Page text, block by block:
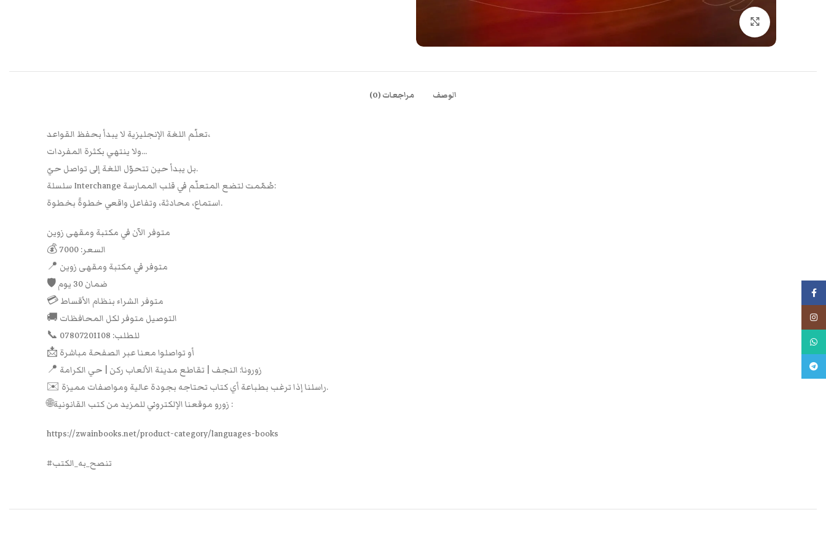
الوصف مراجعات (0)
تعلّم اللغة الإنجليزية لا يبدأ بحفظ القواعد،
ولا ينتهي بكثرة المفردات…
بل يبدأ حين تتحوّل اللغة إلى تواصل حيّ.
سلسلة Interchange صُمّمت لتضع المتعلّم في قلب الممارسة:
استماع، محادثة، وتفاعل واقعي خطوةً بخطوة.
متوفر الآن في مكتبة ومقهى زوين
💰 السعر: 7000
📍 متوفر في مكتبة ومقهى زوين
🛡 ضمان 30 يوم
💳 متوفر الشراء بنظام الأقساط
🚚 التوصيل متوفر لكل المحافظات
📞 للطلب: 07807201108
📩 أو تواصلوا معنا عبر الصفحة مباشرة
📍 زورونا: النجف | تقاطع مدينة الألعاب ركن | حي الكرامة
✉️ راسلنا إذا ترغب بطباعة أي كتاب تحتاجه بجودة عالية ومواصفات مميزة.
🌐زورو موقعنا الإلكتروني للمزيد من كتب القانونية :
https://zwainbooks.net/product-category/languages-books
#تنصح_به_الكتب